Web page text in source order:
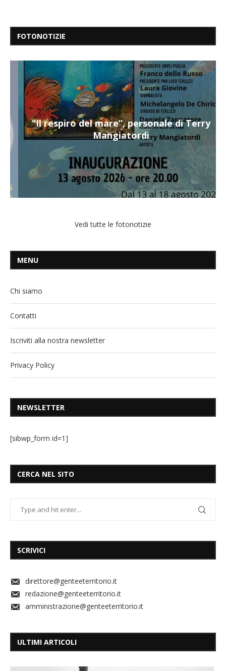
FOTONOTIZIE
“Il respiro del mare”, personale di Terry
Mangiatordi
Vedi tutte le fotonotizie
MENU
Chi siamo
Contatti
Iscriviti alla nostra newsletter
Privacy Policy
NEWSLETTER
[sibwp_form id=1]
CERCA NEL SITO
SCRIVICI
direttore@genteeterritorio.it
redazione@genteeterritorio.it
amministrazione@genteeterritorio.it
ULTIMI ARTICOLI